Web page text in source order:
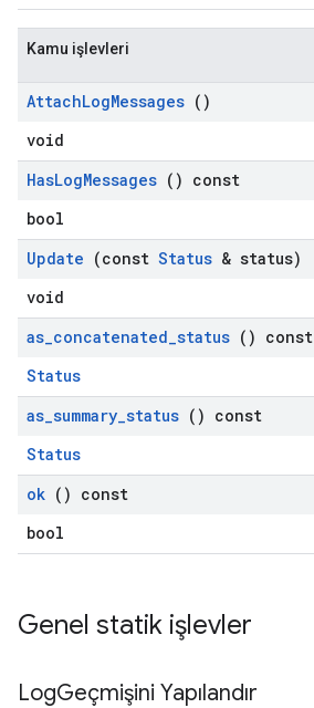
Kamu işlevleri
AttachLogMessages ()
void
HasLogMessages () const
bool
Update (const Status & status)
void
as_concatenated_status () const
Status
as_summary_status () const
Status
ok () const
bool
Genel statik işlevler
LogGeçmişini Yapılandır